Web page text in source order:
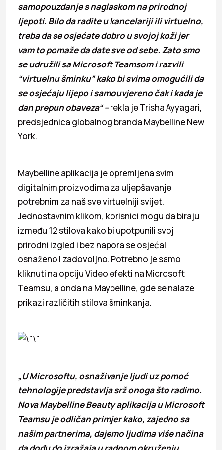
samopouzdanje s naglaskom na prirodnoj
ljepoti. Bilo da radite u kancelariji ili virtuelno,
treba da se osjećate dobro u svojoj koži jer
vam to pomaže da date sve od sebe. Zato smo
se udružili sa Microsoft Teamsom i razvili
“virtuelnu šminku” kako bi svima omogućili da
se osjećaju lijepo i samouvjereno čak i kada je
dan prepun obaveza“ –rekla je Trisha Ayyagari,
predsjednica globalnog branda Maybelline New
York.
Maybelline aplikacija je opremljena svim
digitalnim proizvodima za uljepšavanje
potrebnim za naš sve virtuelniji svijet.
Jednostavnim klikom, korisnici mogu da biraju
između 12 stilova kako bi upotpunili svoj
prirodni izgled i bez napora se osjećali
osnaženo i zadovoljno. Potrebno je samo
kliknuti na opciju Video efekti na Microsoft
Teamsu, a onda na Maybelline, gde se nalaze
prikazi različitih stilova šminkanja.
„U Microsoftu, osnaživanje ljudi uz pomoć
tehnologije predstavlja srž onoga što radimo.
Nova Maybelline Beauty aplikacija u Microsoft
Teamsu je odličan primjer kako, zajedno sa
našim partnerima, dajemo ljudima više načina
da dođu do izražaja u radnom okruženju